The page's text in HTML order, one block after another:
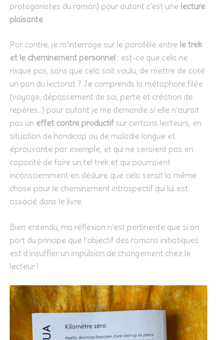
protagonistes du roman) pour autant c’est une lecture
plaisante.
Par contre, je m’interroge sur le parallèle entre le trek
et le cheminement personnel : est-ce que cela ne
risque pas, sans que cela soit voulu, de mettre de coté
un pan du lectorat ? Je comprends la métaphore filée
(voyage, dépassement de soi, perte et création de
repères…) pour autant je me demande si elle n’aurait
pas un effet contre productifsur certains lecteurs, en
situation de handicap ou de maladie longue et
éprouvante par exemple, et qui ne seraient pas en
capacité de faire un tel trek et qui pourraient
inconsciemment en déduire que cela serait la même
chose pour le cheminement introspectif qui lui est
associé dans le livre.
Bien entendu, ma réflexion n’est pertinente que si on
part du principe que l’objectif des romans initiatiques
est d’insuffler un impulsion de changement chez le
lecteur !